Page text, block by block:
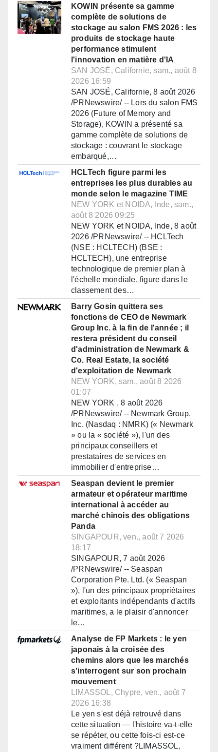
KOWIN présente sa gamme
complète de solutions de
stockage au salon FMS 2026 : les
produits de stockage haute
performance stimulent
l'innovation en matière d'IA
SAN JOSÉ, Californie, sam., août 8
2026 16:59
SAN JOSÉ, Californie, 8 août 2026
/PRNewswire/ -- Lors du salon FMS
2026 (Future of Memory and
Storage), KOWIN a présenté sa
gamme complète de solutions de
stockage : couvrant le stockage
embarqué,…
HCLTech figure parmi les
entreprises les plus durables au
monde selon le magazine TIME
NEW YORK et NOIDA, Inde, sam.,
août 8 2026 09:25
NEW YORK et NOIDA, Inde, 8 août
2026 /PRNewswire/ -- HCLTech
(NSE : HCLTECH) (BSE :
HCLTECH), une entreprise
technologique de premier plan à
l'échelle mondiale, figure dans le
classement des…
Barry Gosin quittera ses
fonctions de CEO de Newmark
Group Inc. à la fin de l'année ; il
restera président du conseil
d'administration de Newmark &
Co. Real Estate, la société
d'exploitation de Newmark
NEW YORK, sam., août 8 2026
01:07
NEW YORK , 8 août 2026
/PRNewswire/ -- Newmark Group,
Inc. (Nasdaq : NMRK) (« Newmark
» ou la « société »), l'un des
principaux conseillers et
prestataires de services en
immobilier d'entreprise…
Seaspan devient le premier
armateur et opérateur maritime
international à accéder au
marché chinois des obligations
Panda
SINGAPOUR, ven., août 7 2026
18:17
SINGAPOUR, 7 août 2026
/PRNewswire/ -- Seaspan
Corporation Pte. Ltd. (« Seaspan
»), l'un des principaux propriétaires
et exploitants indépendants d'actifs
maritimes, a le plaisir d'annoncer
le…
Analyse de FP Markets : le yen
japonais à la croisée des
chemins alors que les marchés
s'interrogent sur son prochain
mouvement
LIMASSOL, Chypre, ven., août 7
2026 16:38
Le yen s'est déjà retrouvé dans
cette situation — l'histoire va-t-elle
se répéter, ou cette fois-ci est-ce
vraiment différent ?LIMASSOL,